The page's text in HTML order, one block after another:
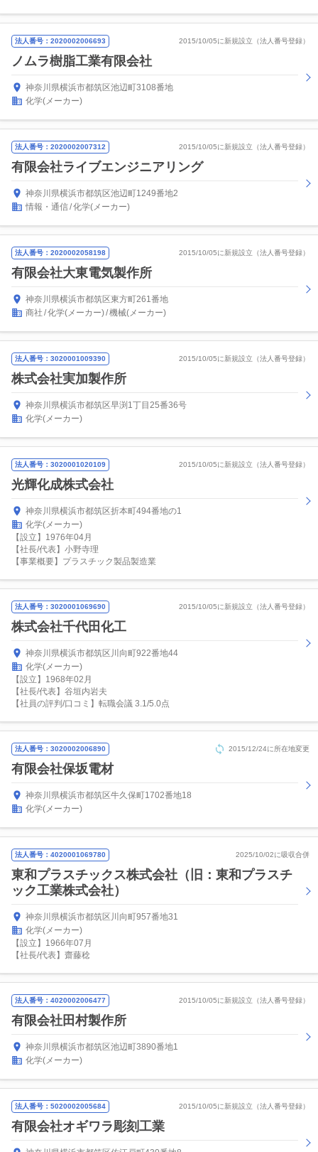
法人番号：2020002006693 2015/10/05に新規設立（法人番号登録）
ノムラ樹脂工業有限会社
神奈川県横浜市都筑区池辺町3108番地
化学(メーカー)
法人番号：2020002007312 2015/10/05に新規設立（法人番号登録）
有限会社ライブエンジニアリング
神奈川県横浜市都筑区池辺町1249番地2
情報・通信 化学(メーカー)
法人番号：2020002058198 2015/10/05に新規設立（法人番号登録）
有限会社大東電気製作所
神奈川県横浜市都筑区東方町261番地
商社 化学(メーカー) 機械(メーカー)
法人番号：3020001009390 2015/10/05に新規設立（法人番号登録）
株式会社実加製作所
神奈川県横浜市都筑区早渕1丁目25番36号
化学(メーカー)
法人番号：3020001020109 2015/10/05に新規設立（法人番号登録）
光輝化成株式会社
神奈川県横浜市都筑区折本町494番地の1
化学(メーカー)
【設立】1976年04月
【社長/代表】小野寺理
【事業概要】プラスチック製品製造業
法人番号：3020001069690 2015/10/05に新規設立（法人番号登録）
株式会社千代田化工
神奈川県横浜市都筑区川向町922番地44
化学(メーカー)
【設立】1968年02月
【社長/代表】谷垣内岩夫
【社員の評判/口コミ】転職会議 3.1/5.0点
法人番号：3020002006890 2015/12/24に所在地変更
有限会社保坂電材
神奈川県横浜市都筑区牛久保町1702番地18
化学(メーカー)
法人番号：4020001069780 2025/10/02に吸収合併
東和プラスチックス株式会社（旧：東和プラスチ
ック工業株式会社）
神奈川県横浜市都筑区川向町957番地31
化学(メーカー)
【設立】1966年07月
【社長/代表】齋藤稔
法人番号：4020002006477 2015/10/05に新規設立（法人番号登録）
有限会社田村製作所
神奈川県横浜市都筑区池辺町3890番地1
化学(メーカー)
法人番号：5020002005684 2015/10/05に新規設立（法人番号登録）
有限会社オギワラ彫刻工業